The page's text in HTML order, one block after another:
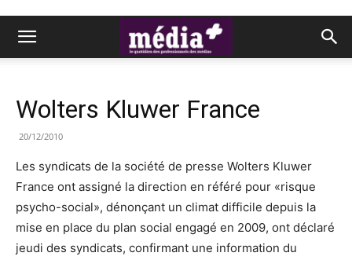
Wolters Kluwer France
20/12/2010
Les syndicats de la société de presse Wolters Kluwer
France ont assigné la direction en référé pour «risque
psycho-social», dénonçant un climat difficile depuis la
mise en place du plan social engagé en 2009, ont déclaré
jeudi des syndicats, confirmant une information du